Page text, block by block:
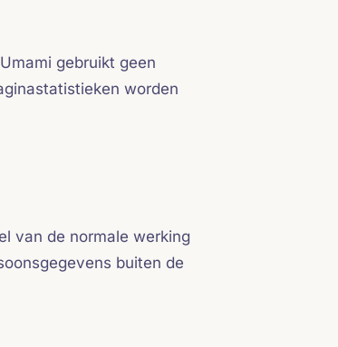
gebruikt geen
worden
van de normale werking
buiten de